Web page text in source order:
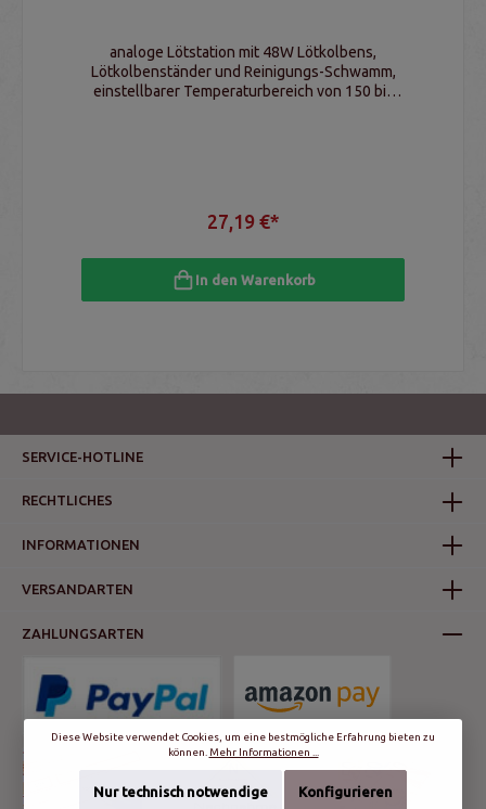
analoge Lötstation mit 48W Lötkolbens,
Lötkolbenständer und Reinigungs-Schwamm,
einstellbarer Temperaturbereich von 150 bis
27,19 €*
In den Warenkorb
SERVICE-HOTLINE
RECHTLICHES
INFORMATIONEN
VERSANDARTEN
ZAHLUNGSARTEN
Diese Website verwendet Cookies, um eine bestmögliche Erfahrung bieten zu
können. Mehr Informationen ...
Nur technisch notwendige Konfigurieren